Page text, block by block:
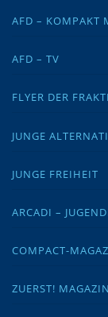
AFD – KOMPAKT
AFD – TV
FLYER DER
JUNGE
JUNGE FREIHEIT
ARCADI –
COMPACT-
ZUERST! MAGAZIN